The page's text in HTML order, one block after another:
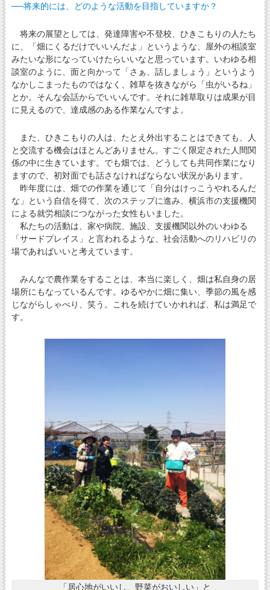
──将来的には、どのような活動を目指していますか？
将来の展望としては、発達障害や不登校、ひきこもりの人たち
に、「畑にくるだけでいいんだよ」というような、屋外の相談室
みたいな形になっていけたらいいなと思っています。いわゆる相
談室のように、面と向かって「さぁ、話しましょう」というよう
なかしこまったものではなく、雑草を抜きながら「虫がいるね」
とか。そんな会話からでいいんです。それに雑草取りは成果が目
に見えるので、達成感のある作業なんですよ。
また、ひきこもりの人は、たとえ外出することはできても、人
と交流する機会はほとんどありません。すごく限定された人間関
係の中に生きています。でも畑では、どうしても共同作業になり
ますので、初対面でも話さなければならない状況があります。
昨年度には、畑での作業を通じて「自分はけっこうやれるんだ
な」という自信を得て、次のステップに進み、横浜市の支援機関
による就労相談につながった女性もいました。
私たちの活動は、家や病院、施設、支援機関以外のいわゆる
「サードプレイス」と言われるような、社会活動へのリハビリの
場であればいいと考えています。
みんなで農作業をすることは、本当に楽しく、畑は私自身の居
場所にもなっているんです。ゆるやかに畑に集い、季節の風を感
じながらしゃべり、笑う。これを続けていかれれば、私は満足で
す。
「居心地がいいし、野菜がおいしい」と